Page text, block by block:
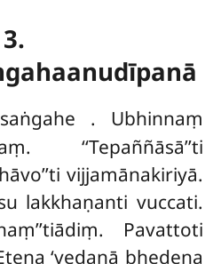
3.
. Ubhinnaṃ
‘‘Tepaññāsā’’ti
vijjamānakiriyā.
lakkhaṇanti vuccati.
Pavattoti
‘vedanā bhedena